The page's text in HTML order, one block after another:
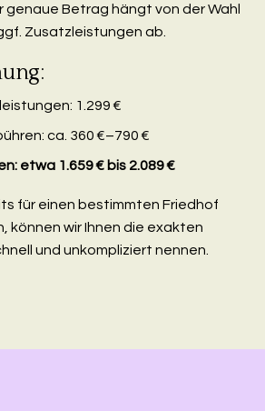
genaue Betrag hängt von der Wahl
Zusatzleistungen ab.
1.299 €
ca. 360 €–790 €
etwa 1.659 € bis 2.089 €
für einen bestimmten Friedhof
können wir Ihnen die exakten
und unkompliziert nennen.